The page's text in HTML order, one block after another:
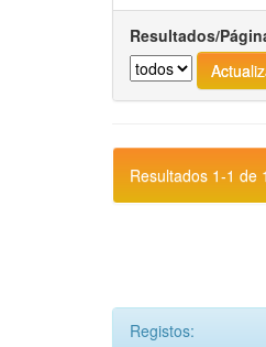
Resultados/
Resultados 1-1 de
Registos: